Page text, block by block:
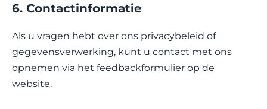
6. Contactinformatie
Als u vragen hebt over ons privacybeleid of
gegevensverwerking, kunt u contact met ons
opnemen via het feedbackformulier op de
website.